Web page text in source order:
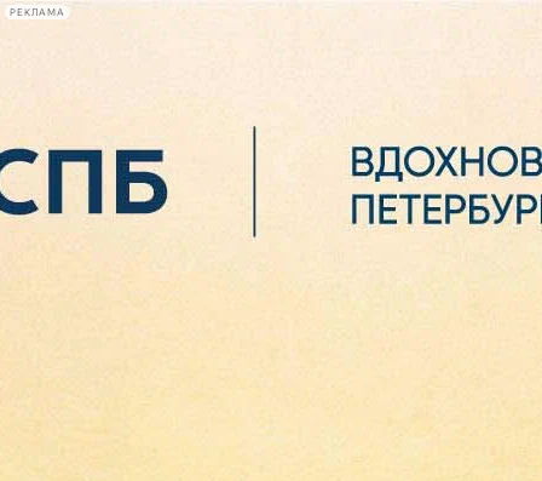
РЕКЛАМА
Сегодня:
2026.08.07
05:58